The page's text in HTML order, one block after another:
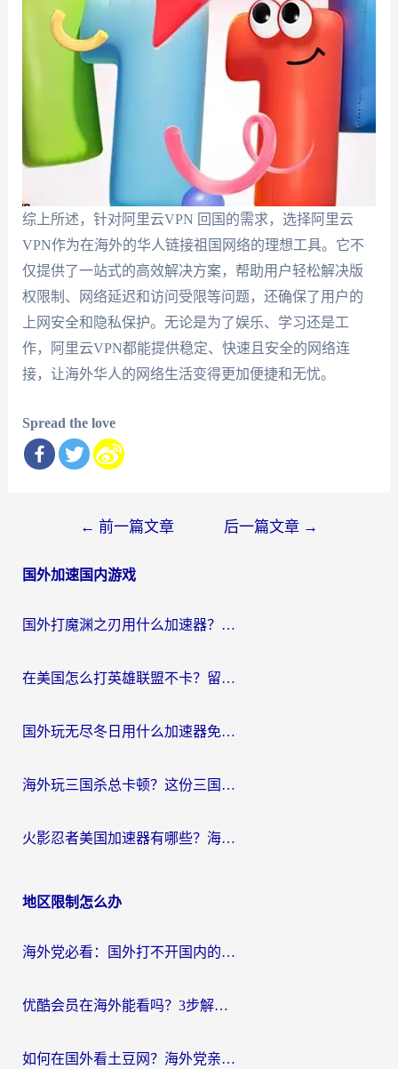
综上所述，针对阿里云VPN 回国的需求，选择阿里云
VPN作为在海外的华人链接祖国网络的理想工具。它不
仅提供了一站式的高效解决方案，帮助用户轻松解决版
权限制、网络延迟和访问受限等问题，还确保了用户的
上网安全和隐私保护。无论是为了娱乐、学习还是工
作，阿里云VPN都能提供稳定、快速且安全的网络连
接，让海外华人的网络生活变得更加便捷和无忧。
Spread the love
导
← 前一篇文章 后一篇文章 →
国外加速国内游戏
国外打魔渊之刃用什么加速器？2026海外玩家国服游戏加速全攻略（附闪耀暖暖&复苏的魔女避坑指南）
在美国怎么打英雄联盟不卡？留学生亲测的国服游戏加速全攻略
国外玩无尽冬日用什么加速器免费？海外党国服游戏加速避坑指南
海外玩三国杀总卡顿？这份三国杀游戏加速器指南帮你告别延迟烦恼
火影忍者美国加速器有哪些？海外党亲测的国服游戏加速全攻略（含菲律宾玩三国之刃守望黎明技巧）
地区限制怎么办
海外党必看：国外打不开国内的app怎么办？3步解决你的乡愁
优酷会员在海外能看吗？3步解决海外追剧难题，附实测好用加速器推荐
如何在国外看土豆网？海外党亲测有效的追剧加速器选择指南